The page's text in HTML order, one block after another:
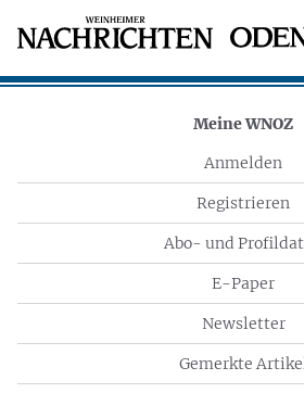
Meine WNOZ
Anmelden
Registrieren
Abo- und
E-Paper
Newsletter
Gemerkte